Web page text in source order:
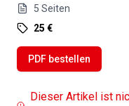
5 Seiten
25 €
PDF bestellen
Dieser Artikel ist